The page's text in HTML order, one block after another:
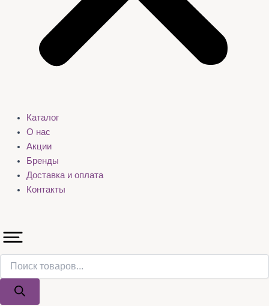
Каталог
О нас
Акции
Бренды
Доставка и оплата
Контакты